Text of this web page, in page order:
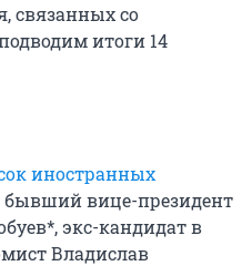
связанных со
итоги 14
иностранных
бывший вице-президент
экс-кандидат в
Владислав